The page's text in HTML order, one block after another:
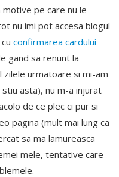
pe care nu le
nu imi pot accesa blogul
confirmarea cardului
gand sa renunt la
urmatoare si mi-am
asta), nu m-a injurat
de ce plec ci pur si
pagina (mult mai lung ca
sa ma lamureasca
mele, tentative care